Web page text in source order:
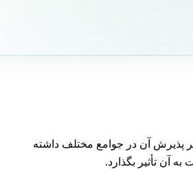
پذیرش آن در جوامع مختلف داشته
آن تأثیر بگذارد.